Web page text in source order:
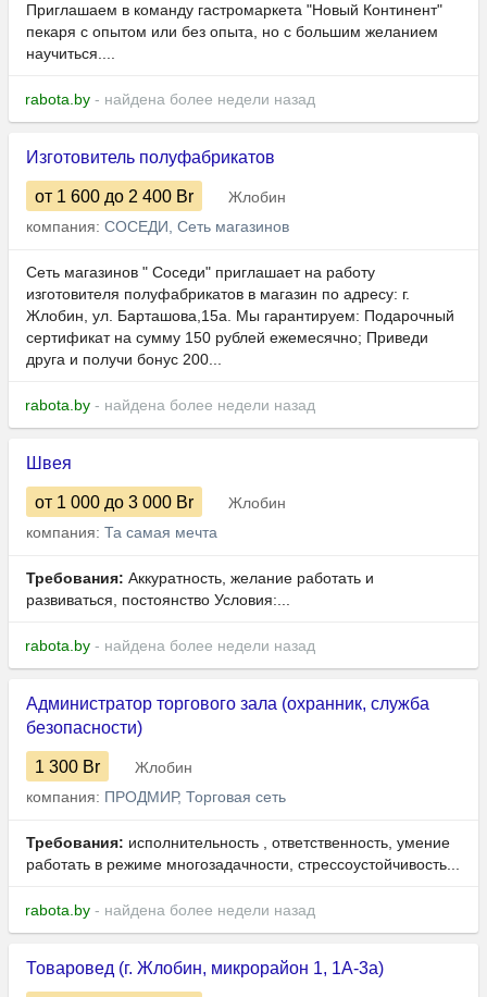
Приглашаем в команду гастромаркета "Новый Континент"
пекаря с опытом или без опыта, но с большим желанием
научиться....
rabota.by - найдена более недели назад
Изготовитель полуфабрикатов
от 1 600 до 2 400 Br
Жлобин
компания: СОСЕДИ, Сеть магазинов
Сеть магазинов " Соседи" приглашает на работу
изготовителя полуфабрикатов в магазин по адресу: г.
Жлобин, ул. Барташова,15а. Мы гарантируем: Подарочный
сертификат на сумму 150 рублей ежемесячно; Приведи
друга и получи бонус 200...
rabota.by - найдена более недели назад
Швея
от 1 000 до 3 000 Br
Жлобин
компания: Та самая мечта
Требования: Аккуратность, желание работать и
развиваться, постоянство Условия:...
rabota.by - найдена более недели назад
Администратор торгового зала (охранник, служба
безопасности)
1 300 Br
Жлобин
компания: ПРОДМИР, Торговая сеть
Требования: исполнительность , ответственность, умение
работать в режиме многозадачности, стрессоустойчивость...
rabota.by - найдена более недели назад
Товаровед (г. Жлобин, микрорайон 1, 1А-3а)